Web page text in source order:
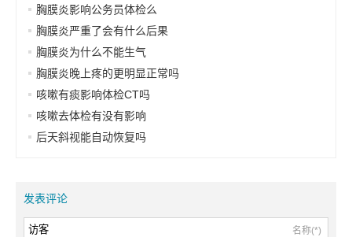
胸膜炎影响公务员体检么
胸膜炎严重了会有什么后果
胸膜炎为什么不能生气
胸膜炎晚上疼的更明显正常吗
咳嗽有痰影响体检CT吗
咳嗽去体检有没有影响
后天斜视能自动恢复吗
发表评论
名称(*)